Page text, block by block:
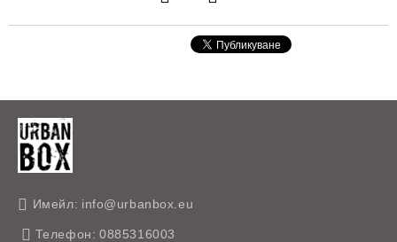
Имейл: info@urbanbox.eu
Телефон: 0885316003